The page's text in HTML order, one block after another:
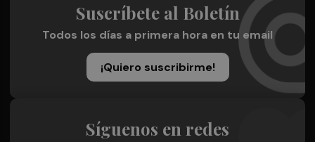
Suscríbete al Boletín
Todos los días a primera hora en tu email
¡Quiero suscribirme!
Síguenos en redes